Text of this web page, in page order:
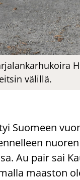
välillä.
Suo­meen
Au pair sai
maas­ton